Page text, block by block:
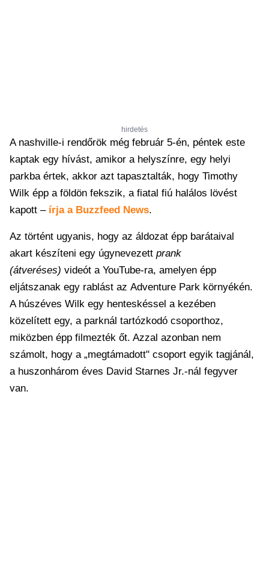
hirdetés
A nashville-i rendőrök még február 5-én, péntek este
kaptak egy hívást, amikor a helyszínre, egy helyi
parkba értek, akkor azt tapasztalták, hogy Timothy
Wilk épp a földön fekszik, a fiatal fiú halálos lövést
kapott – írja a Buzzfeed News.
Az történt ugyanis, hogy az áldozat épp barátaival
akart készíteni egy úgynevezett prank
(átveréses) videót a YouTube-ra, amelyen épp
eljátszanak egy rablást az Adventure Park környékén.
A húszéves Wilk egy henteskéssel a kezében
közelített egy, a parknál tartózkodó csoporthoz,
miközben épp filmezték őt. Azzal azonban nem
számolt, hogy a „megtámadott" csoport egyik tagjánál,
a huszonhárom éves David Starnes Jr.-nál fegyver
van.